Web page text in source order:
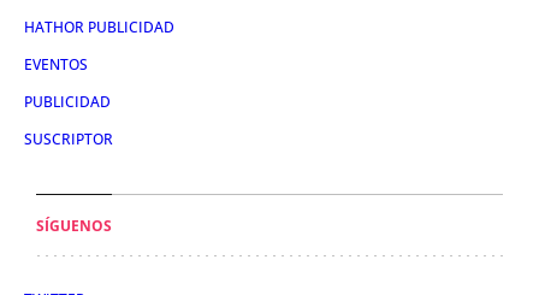
HATHOR PUBLICIDAD
EVENTOS
PUBLICIDAD
SUSCRIPTOR
SÍGUENOS